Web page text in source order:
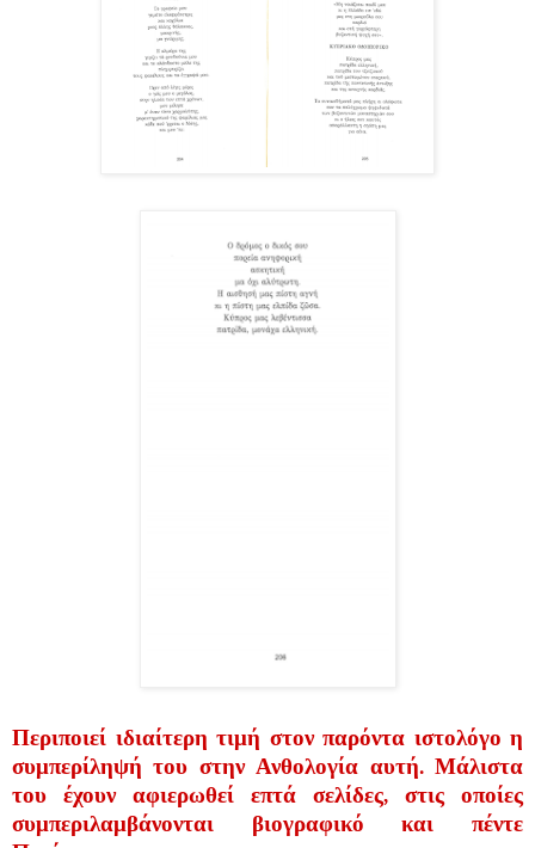
Περιποιεί ιδιαίτερη τιμή στον παρόντα ιστολόγο η
συμπερίληψή του στην Ανθολογία αυτή. Μάλιστα
του έχουν αφιερωθεί επτά σελίδες, στις οποίες
συμπεριλαμβάνονται βιογραφικό και πέντε